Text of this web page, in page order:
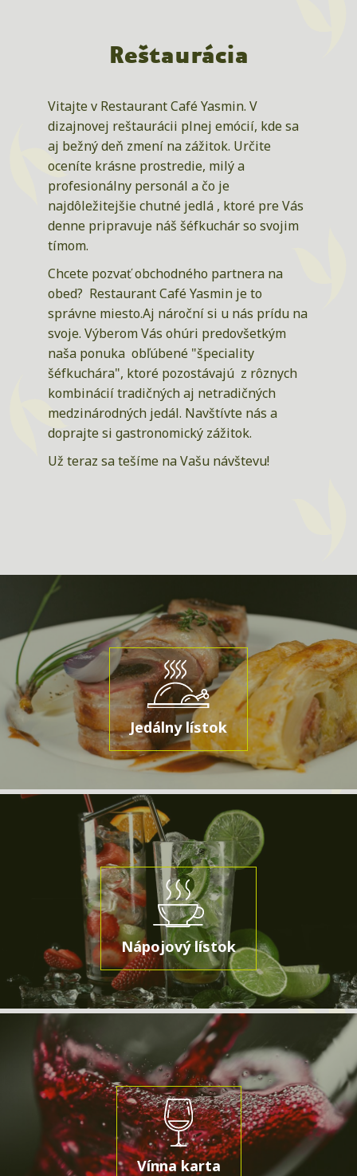
Reštaurácia
Vitajte v Restaurant Café Yasmin. V
dizajnovej reštaurácii plnej emócií, kde sa
aj bežný deň zmení na zážitok. Určite
oceníte krásne prostredie, milý a
profesionálny personál a čo je
najdôležitejšie chutné jedlá , ktoré pre Vás
denne pripravuje náš šéfkuchár so svojim
tímom.
Chcete pozvať obchodného partnera na
obed? Restaurant Café Yasmin je to
správne miesto.Aj nároční si u nás prídu na
svoje. Výberom Vás ohúri predovšetkým
naša ponuka obľúbené "špeciality
šéfkuchára", ktoré pozostávajú z rôznych
kombinácií tradičných aj netradičných
medzinárodných jedál. Navštívte nás a
doprajte si gastronomický zážitok.
Už teraz sa tešíme na Vašu návštevu!
Jedálny lístok
Nápojový lístok
Vínna karta